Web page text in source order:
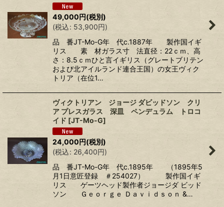
49,000円(税別)
(税込: 53,900円)
品 番JT-Mo-G年 代c.1887年 製作国イギ
リス 素 材ガラス寸 法直径：22ｃｍ、高
さ：8.5ｃｍひと言イギリス（グレートブリテン
および北アイルランド連合王国）の女王ヴィク
トリア（在位1…
ヴィクトリアン ジョージ ダビッドソン クリ
ア プレスガラス 深皿 ペンデュラム トロコ
イド [JT-Mo-G]
24,000円(税別)
(税込: 26,400円)
品 番JT-Mo-G年 代c.1895年 （1895年5
月1日意匠登録 ＃254027） 製作国イギ
リス ゲーツヘッド製作者ジョージダ ビッド
ソン Ｇｅｏｒｇｅ Ｄａｖｉｄｓｏｎ &…